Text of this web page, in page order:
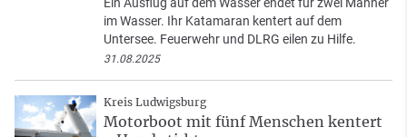
im Wasser. Ihr Katamaran kentert auf dem
Untersee. Feuerwehr und DLRG eilen zu Hilfe.
31.08.2025
Kreis Ludwigsburg
Motorboot mit fünf Menschen kentert